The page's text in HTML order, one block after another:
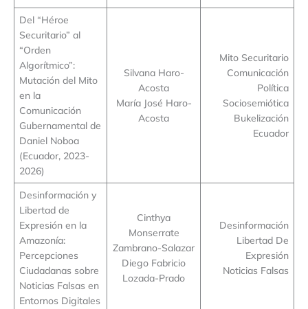
Del “Héroe
Securitario” al
“Orden
Algorítmico”:
Mutación del Mito
en la
Comunicación
Gubernamental de
Daniel Noboa
(Ecuador, 2023-
2026)
Silvana Haro-
Acosta
María José Haro-
Acosta
Mito Securitario
Comunicación
Política
Sociosemiótica
Bukelización
Ecuador
Desinformación y
Libertad de
Expresión en la
Amazonía:
Percepciones
Ciudadanas sobre
Noticias Falsas en
Entornos Digitales
Cinthya
Monserrate
Zambrano-Salazar
Diego Fabricio
Lozada-Prado
Desinformación
Libertad De
Expresión
Noticias Falsas